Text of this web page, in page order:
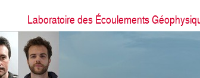
Laboratoire des Écoulements